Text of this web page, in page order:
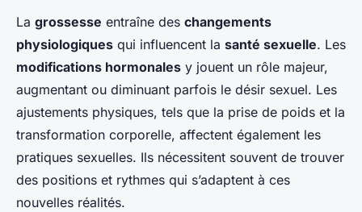
La grossesse entraîne des changements
physiologiques qui influencent la santé sexuelle. Les
modifications hormonales y jouent un rôle majeur,
augmentant ou diminuant parfois le désir sexuel. Les
ajustements physiques, tels que la prise de poids et la
transformation corporelle, affectent également les
pratiques sexuelles. Ils nécessitent souvent de trouver
des positions et rythmes qui s’adaptent à ces
nouvelles réalités.